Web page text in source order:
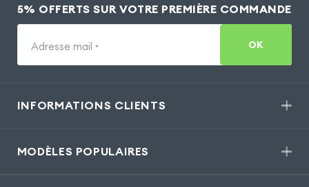
5% OFFERTS SUR VOTRE PREMIÈRE COMMANDE
Adresse mail * OK
INFORMATIONS CLIENTS
MODÈLES POPULAIRES